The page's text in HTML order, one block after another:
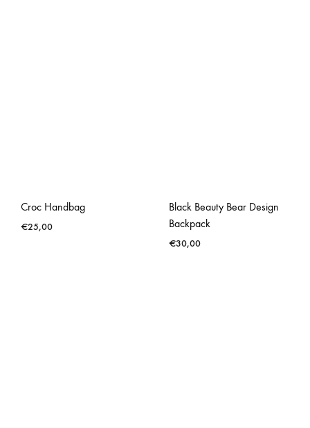
Croc Handbag
€25,00
Black Beauty Bear Design
Backpack
€30,00